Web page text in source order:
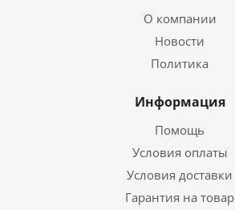
О компании
Новости
Политика
Информация
Помощь
Условия оплаты
Условия доставки
Гарантия на товар